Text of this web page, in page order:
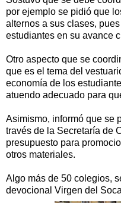
por ejemplo se pidió que
alternos a sus clases,
estudiantes en su avance
Otro aspecto que se
que es el tema del
economía de los
atuendo adecuado para
Asimismo, informó que se
través de la Secretaría de
presupuesto para
otros materiales.
Algo más de 50 colegios,
devocional Virgen del